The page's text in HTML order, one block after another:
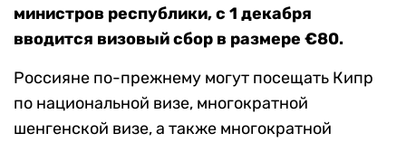
министров республики, с 1 декабря
вводится визовый сбор в размере €80.
Россияне по-прежнему могут посещать Кипр
по национальной визе, многократной
шенгенской визе, а также многократной